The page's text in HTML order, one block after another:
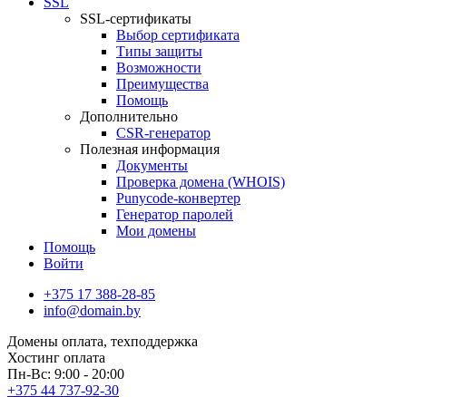
SSL-сертификаты
Выбор сертификата
Типы защиты
Возможности
Преимущества
Помощь
Дополнительно
CSR-генератор
Полезная информация
Документы
Проверка домена (WHOIS)
Punycode-конвертер
Генератор паролей
Мои домены
Помощь
Войти
+375 17 388-28-85
info@domain.by
Домены оплата, техподдержка
Хостинг оплата
Пн-Вс: 9:00 - 20:00
+375 44 737-92-30